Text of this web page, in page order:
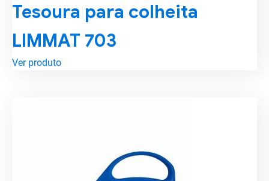
Tesoura para colheita
LIMMAT 703
Ver produto